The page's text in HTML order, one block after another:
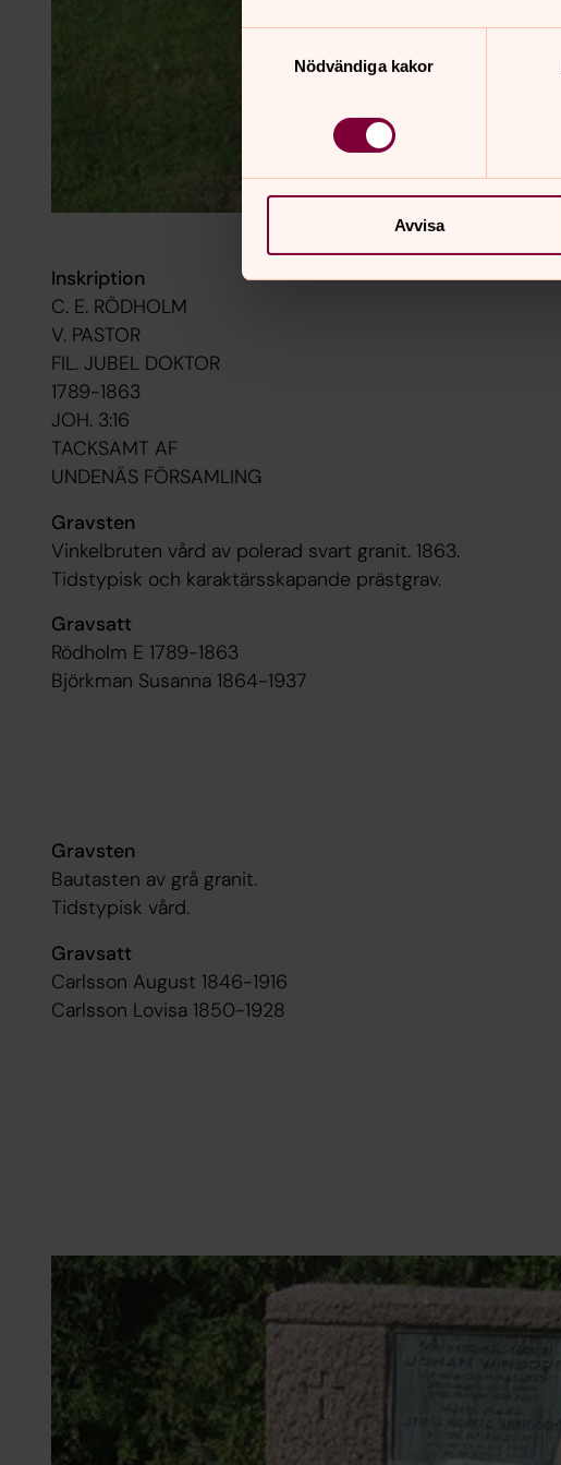
Nödvändiga kakor
Avvisa
Inskription
C. E. RÖDHOLM
V. PASTOR
FIL. JUBEL DOKTOR
1789-1863
JOH. 3:16
TACKSAMT AF
UNDENÄS FÖRSAMLING
Gravsten
Vinkelbruten vård av polerad svart granit. 1863.
Tidstypisk och karaktärsskapande prästgrav.
Gravsatt
Rödholm E 1789-1863
Björkman Susanna 1864-1937
Gravsten
Bautasten av grå granit.
Tidstypisk vård.
Gravsatt
Carlsson August 1846-1916
Carlsson Lovisa 1850-1928